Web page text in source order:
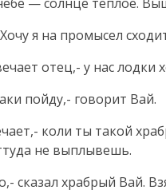
я на промысел
отец,- у нас лодки
пойду,- говорит Вай.
коли ты такой
не выплывешь.
сказал храбрый Вай.